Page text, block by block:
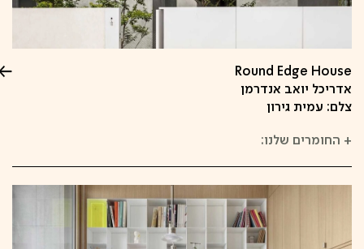
Round Edge House
אדריכל יואב אנדרמן
צלם: עמית גירון
+ החומרים שלנו: